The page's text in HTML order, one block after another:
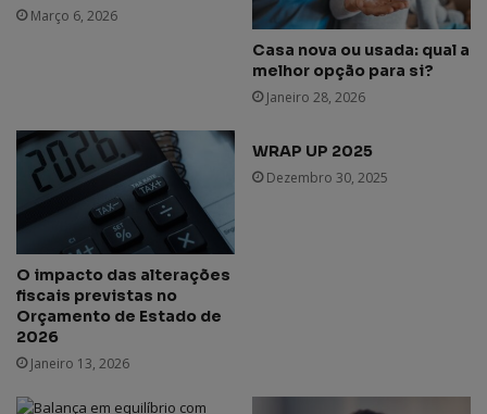
Março 6, 2026
Casa nova ou usada: qual a
melhor opção para si?
Janeiro 28, 2026
O impacto das alterações
fiscais previstas no
Orçamento de Estado de
2026
Janeiro 13, 2026
WRAP UP 2025
Dezembro 30, 2025